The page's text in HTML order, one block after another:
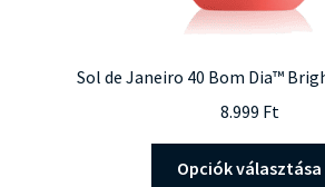
Sol de Janeiro 40 Bom Dia™
8.999 Ft
Opciók választása